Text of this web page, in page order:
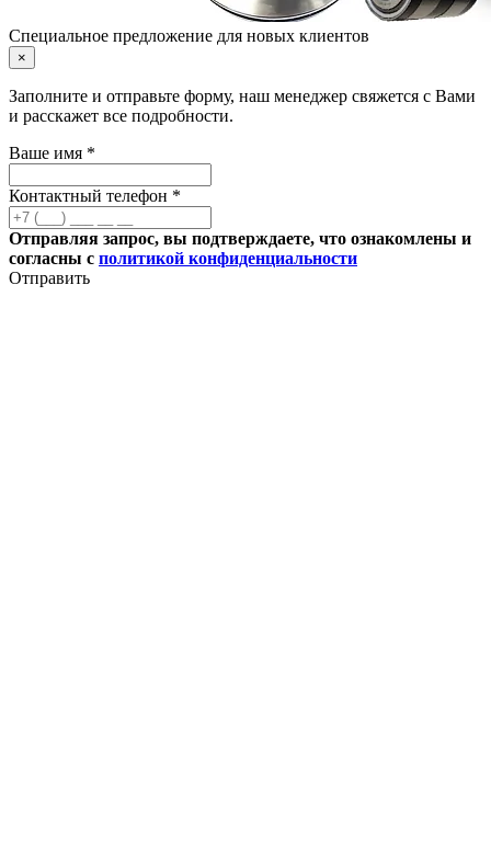
Специальное предложение для новых клиентов
×
Заполните и отправьте форму, наш менеджер свяжется с Вами
и расскажет все подробности.
Ваше имя *
Контактный телефон *
Отправляя запрос, вы подтверждаете, что ознакомлены и
согласны с политикой конфиденциальности
Отправить